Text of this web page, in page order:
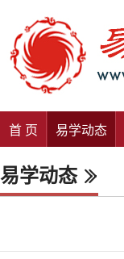
首 页 易学动态
易学动态